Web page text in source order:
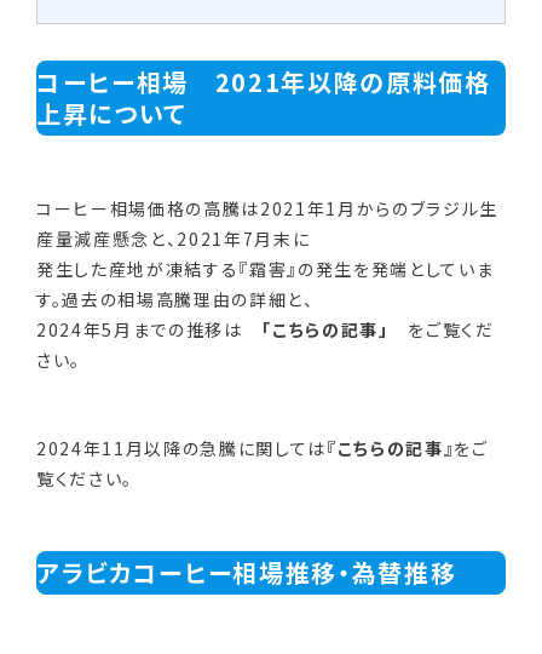
コーヒー相場 2021年以降の原料価格
上昇について
コーヒー相場価格の高騰は2021年1月からのブラジル生
産量減産懸念と、2021年7月末に
発生した産地が凍結する『霜害』の発生を発端としていま
す。過去の相場高騰理由の詳細と、
2024年5月までの推移は 「こちらの記事 」
をご覧くだ
さい。
2024年11月以降の急騰に関しては『こちらの記事 』をご
覧ください。
アラビカコーヒー相場推移・為替推移